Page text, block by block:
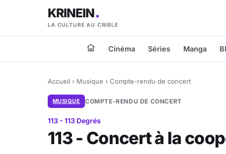
KRINEIN
LA CULTURE AU CRIBLE
Cinéma Séries Manga
Accueil › Musique › Compte-rendu de concert
MUSIQUE COMPTE-RENDU DE CONCERT
113 - 113 Degrés
113 - Concert à la